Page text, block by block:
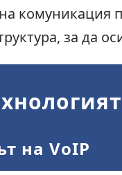
комуникация
за да
на VoIP